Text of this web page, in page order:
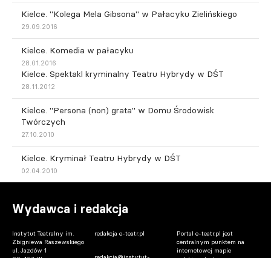
Kielce. "Kolega Mela Gibsona" w Pałacyku Zielińskiego
29.09.2016
Kielce. Komedia w pałacyku
28.01.2016
Kielce. Spektakl kryminalny Teatru Hybrydy w DŚT
28.11.2012
Kielce. "Persona (non) grata" w Domu Środowisk
Twórczych
27.10.2010
Kielce. Kryminał Teatru Hybrydy w DŚT
02.04.2010
Wydawca i redakcja
Instytut Teatralny im.
Zbigniewa Raszewskiego
ul. Jazdów 1
redakcja e-teatr.pl
Portal e-teatr.pl jest
centralnym punktem na
internetowej mapie